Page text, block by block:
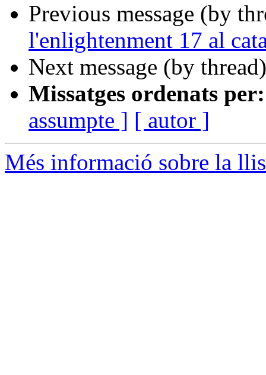
Previous message (by
l'enlightenment 17 al
Next message (by
Missatges ordenats per:
assumpte ] [ autor ]
Més informació sobre la